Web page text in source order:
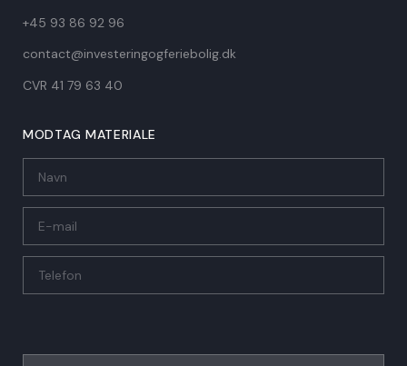
+45 93 86 92 96
contact@investeringogferiebolig.dk
CVR 41 79 63 40​
MODTAG MATERIALE